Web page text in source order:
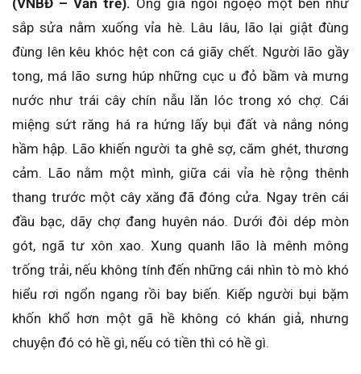
(VNBĐ – Văn trẻ). Ông già ngồi ngoẹo một bên như
sắp sửa nằm xuống vỉa hè. Lâu lâu, lão lại giật đùng
đùng lên kêu khóc hệt con cá giãy chết. Người lão gầy
tong, má lão sưng húp những cục u đỏ bầm và mưng
nước như trái cây chín nẫu lăn lóc trong xó chợ. Cái
miệng sứt răng há ra hứng lấy bụi đất và nắng nóng
hầm hập. Lão khiến người ta ghê sợ, căm ghét, thương
cảm. Lão nằm một mình, giữa cái vỉa hè rộng thênh
thang trước một cây xăng đã đóng cửa. Ngay trên cái
đầu bạc, dãy chợ đang huyên náo. Dưới đôi dép mòn
gót, ngã tư xôn xao. Xung quanh lão là mênh mông
trống trải, nếu không tính đến những cái nhìn tò mò khó
hiểu rơi ngổn ngang rồi bay biến. Kiếp người bụi bặm
khốn khổ hơn một gã hề không có khán giả, nhưng
chuyện đó có hề gì, nếu có tiền thì có hề gì.